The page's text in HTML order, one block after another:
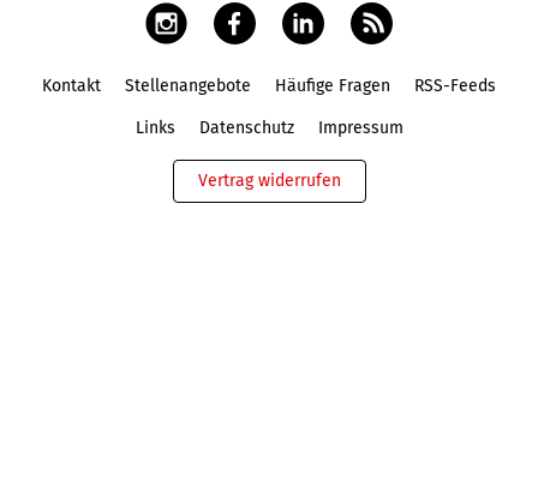
Kontakt Stellenangebote Häufige Fragen RSS-Feeds
Links Datenschutz Impressum
Vertrag widerrufen